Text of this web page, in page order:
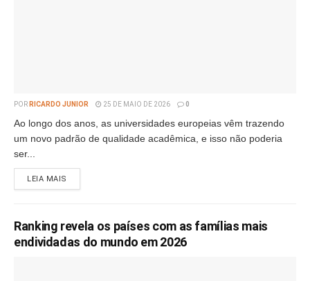
POR RICARDO JUNIOR 25 DE MAIO DE 2026 0
Ao longo dos anos, as universidades europeias vêm trazendo
um novo padrão de qualidade acadêmica, e isso não poderia
ser...
LEIA MAIS
Ranking revela os países com as famílias mais
endividadas do mundo em 2026